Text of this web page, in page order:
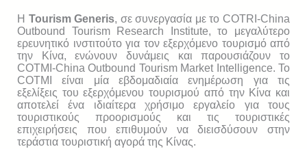
Η Tourism Generis, σε συνεργασία με το COTRI-China
Outbound Tourism Research Institute, το μεγαλύτερο
ερευνητικό ινστιτούτο για τον εξερχόμενο τουρισμό από
την Κίνα, ενώνουν δυνάμεις και παρουσιάζουν το
COTMI-China Outbound Tourism Market Intelligence. Το
COTMI είναι μία εβδομαδιαία ενημέρωση για τις
εξελίξεις του εξερχόμενου τουρισμού από την Κίνα και
αποτελεί ένα ιδιαίτερα χρήσιμο εργαλείο για τους
τουριστικούς προορισμούς και τις τουριστικές
επιχειρήσεις που επιθυμούν να διεισδύσουν στην
τεράστια τουριστική αγορά της Κίνας.